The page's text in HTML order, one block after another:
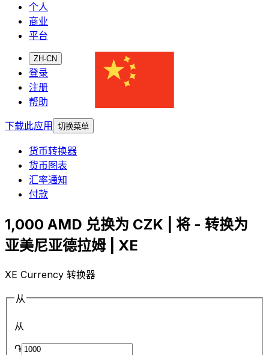
个人
商业
平台
ZH-CN
登录
注册
帮助
下载此应用
切换菜单
货币转换器
货币图表
汇率通知
付款
1,000 AMD 兑换为 CZK | 将 - 转换为
亚美尼亚德拉姆 | XE
XE Currency 转换器
从
从
֏